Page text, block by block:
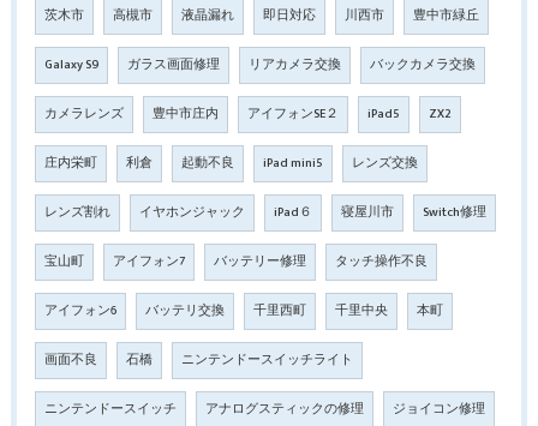
茨木市 高槻市 液晶漏れ 即日対応 川西市 豊中市緑丘
Galaxy S9 ガラス画面修理 リアカメラ交換 バックカメラ交換
カメラレンズ 豊中市庄内 アイフォンSE２ iPad5 ZX2
庄内栄町 利倉 起動不良 iPad mini5 レンズ交換
レンズ割れ イヤホンジャック iPad６ 寝屋川市 Switch修理
宝山町 アイフォン7 バッテリー修理 タッチ操作不良
アイフォン6 バッテリ交換 千里西町 千里中央 本町
画面不良 石橋 ニンテンドースイッチライト
ニンテンドースイッチ アナログスティックの修理 ジョイコン修理